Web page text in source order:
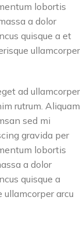
lobortis
a dolor
quisque a et
ullamcorper
ad ullamcorper
rutrum. Aliquam
sed mi
gravida per
lobortis
a dolor
quisque a
ullamcorper arcu